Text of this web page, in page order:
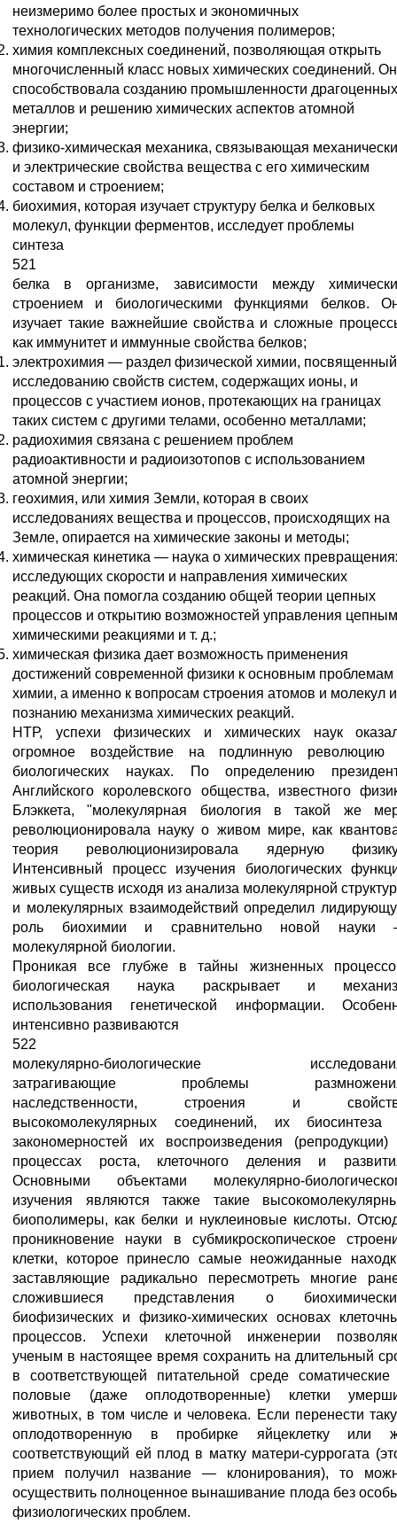
неизмеримо более простых и экономичных
технологических методов получения полимеров;
химия комплексных соединений, позволяющая открыть
многочисленный класс новых химических соединений.
способствовала созданию промышленности драгоценных
металлов и решению химических аспектов атомной
энергии;
физико-химическая механика, связывающая
и электрические свойства вещества с его химическим
составом и строением;
биохимия, которая изучает структуру белка и белковых
молекул, функции ферментов, исследует проблемы
синтеза
521
белка в организме, зависимости между
строением и биологическими функциями белков.
изучает такие важнейшие свойства и сложные
как иммунитет и иммунные свойства белков;
электрохимия — раздел физической химии, посвященный
исследованию свойств систем, содержащих ионы, и
процессов с участием ионов, протекающих на границах
таких систем с другими телами, особенно металлами;
радиохимия связана с решением проблем
радиоактивности и радиоизотопов с использованием
атомной энергии;
геохимия, или химия Земли, которая в своих
исследованиях вещества и процессов, происходящих на
Земле, опирается на химические законы и методы;
химическая кинетика — наука о химических
исследующих скорости и направления химических
реакций. Она помогла созданию общей теории цепных
процессов и открытию возможностей управления
химическими реакциями и т. д.;
химическая физика дает возможность применения
достижений современной физики к основным проблемам
химии, а именно к вопросам строения атомов и молекул
познанию механизма химических реакций.
НТР, успехи физических и химических наук
огромное воздействие на подлинную революцию
биологических науках. По определению
Английского королевского общества, известного
Блэккета, "молекулярная биология в такой же
революционировала науку о живом мире, как
теория революционизировала ядерную
Интенсивный процесс изучения биологических
живых существ исходя из анализа молекулярной
и молекулярных взаимодействий определил
роль биохимии и сравнительно новой науки
молекулярной биологии.
Проникая все глубже в тайны жизненных
биологическая наука раскрывает и
использования генетической информации.
интенсивно развиваются
522
молекулярно-биологические
затрагивающие проблемы
наследственности, строения и
высокомолекулярных соединений, их биосинтеза
закономерностей их воспроизведения
процессах роста, клеточного деления и
Основными объектами молекулярно-
изучения являются также такие
биополимеры, как белки и нуклеиновые кислоты.
проникновение науки в субмикроскопическое
клетки, которое принесло самые неожиданные
заставляющие радикально пересмотреть многие
сложившиеся представления о
биофизических и физико-химических основах
процессов. Успехи клеточной инженерии
ученым в настоящее время сохранить на длительный
в соответствующей питательной среде
половые (даже оплодотворенные) клетки
животных, в том числе и человека. Если перенести
оплодотворенную в пробирке яйцеклетку или
соответствующий ей плод в матку матери-суррогата
прием получил название — клонирования), то
осуществить полноценное вынашивание плода без
физиологических проблем.